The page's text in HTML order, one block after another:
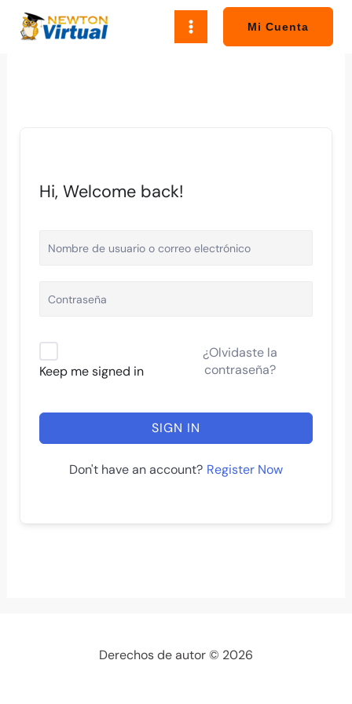
Mi Cuenta
Hi, Welcome back!
Keep me signed in
¿Olvidaste la
contraseña?
SIGN IN
Don't have an account? Register Now
Derechos de autor © 2026